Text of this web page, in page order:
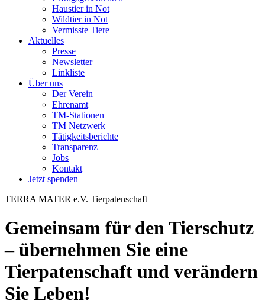
Haustier in Not
Wildtier in Not
Vermisste Tiere
Aktuelles
Presse
Newsletter
Linkliste
Über uns
Der Verein
Ehrenamt
TM-Stationen
TM Netzwerk
Tätigkeitsberichte
Transparenz
Jobs
Kontakt
Jetzt spenden
TERRA MATER e.V. Tierpatenschaft
Gemeinsam für den Tierschutz
– übernehmen Sie eine
Tierpatenschaft und verändern
Sie Leben!